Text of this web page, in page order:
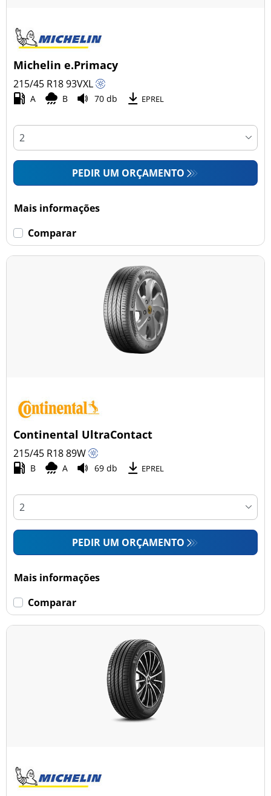
Michelin e.Primacy
215/45 R1893VXL
A B 70 db EPREL
PEDIR UM ORÇAMENTO
Mais informações
Comparar
Continental UltraContact
215/45 R1889W
B A 69 db EPREL
PEDIR UM ORÇAMENTO
Mais informações
Comparar